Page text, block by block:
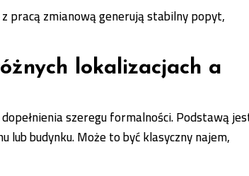
pracą zmianową generują stabilny popyt,
lokalizacjach a
szeregu formalności. Podstawą
lub budynku. Może to być klasyczny najem,